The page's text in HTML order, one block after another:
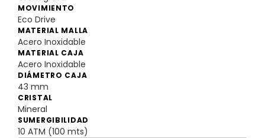
MOVIMIENTO
Eco Drive
MATERIAL MALLA
Acero Inoxidable
MATERIAL CAJA
Acero Inoxidable
DIÁMETRO CAJA
43 mm
CRISTAL
Mineral
SUMERGIBILIDAD
10 ATM (100 mts)